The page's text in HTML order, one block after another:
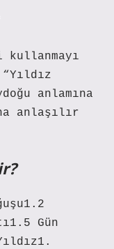
anlamına
anlaşılır
Gün